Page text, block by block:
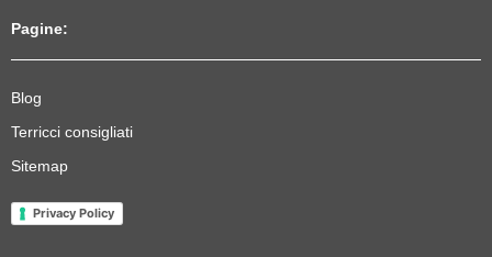
Pagine:
Blog
Terricci consigliati
Sitemap
Privacy Policy